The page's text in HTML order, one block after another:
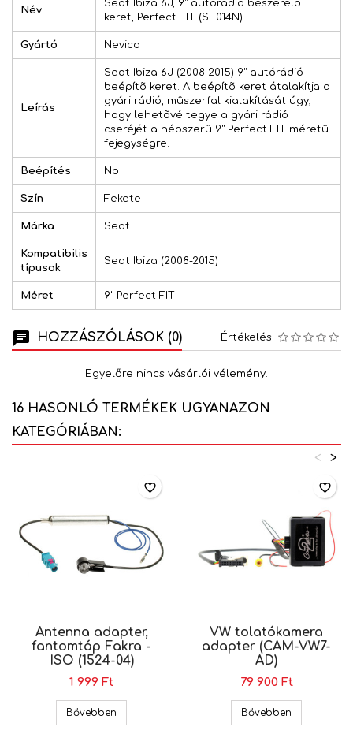
Név
Seat Ibiza 6J, 9" autórádió beszerelõ
keret, Perfect FIT (SE014N)
Gyártó Nevico
Leírás
Seat Ibiza 6J (2008-2015) 9" autórádió
beépítõ keret. A beépítõ keret átalakítja a
gyári rádió, mûszerfal kialakítását úgy,
hogy lehetõvé tegye a gyári rádió
cseréjét a népszerû 9" Perfect FIT méretû
fejegységre.
Beépítés No
Szín Fekete
Márka Seat
Kompatibilis
típusok
Seat Ibiza (2008-2015)
Méret 9" Perfect FIT
HOZZÁSZÓLÁSOK (0) Értékelés
Egyelőre nincs vásárlói vélemény.
16 HASONLÓ TERMÉKEK UGYANAZON
KATEGÓRIÁBAN:
>
<
Antenna adapter,
fantomtáp Fakra -
ISO (1524-04)
1 999 Ft
Bővebben Antenna adapter, fantomtáp Fakra - ISO (1524-
favorite_border
VW tolatókamera
adapter (CAM-VW7-
AD)
79 900 Ft
Bővebben
favorite_border